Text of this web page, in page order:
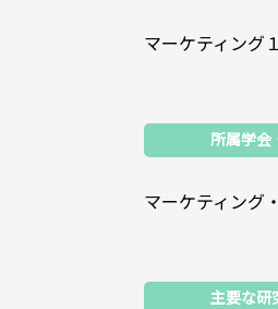
マーケティング
所属学会
マーケティング
主要な研